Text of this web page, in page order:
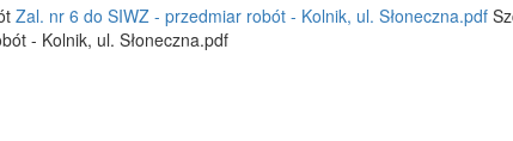
Zal. nr 6 do SIWZ - przedmiar robót - Kolnik, ul. Słoneczna.pdf
- Kolnik, ul. Słoneczna.pdf